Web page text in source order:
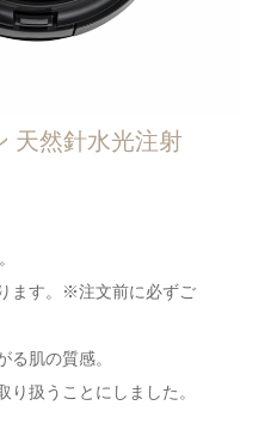
天然針水光注射
ます。※注文前に必ずご
る肌の質感。
り扱うことにしました。